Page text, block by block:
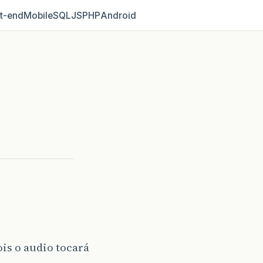
MobileSQLJSPHPAndroid
o audio tocará